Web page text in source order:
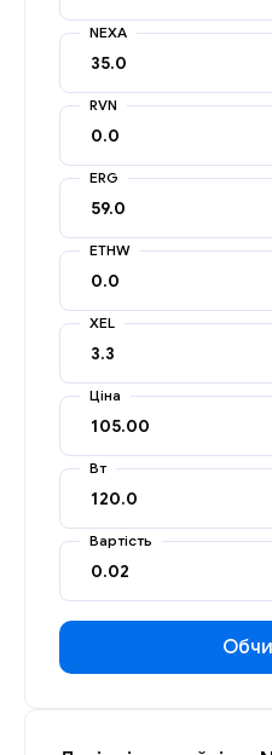
NEXA
RVN
ERG
ETHW
XEL
Ціна
Вт
Вартість